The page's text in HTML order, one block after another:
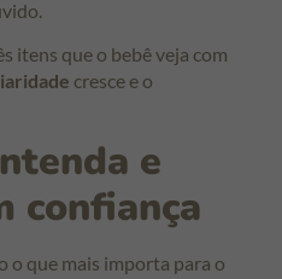
itens que o bebê veja com
cresce e o
e
confiança
o que mais importa para o